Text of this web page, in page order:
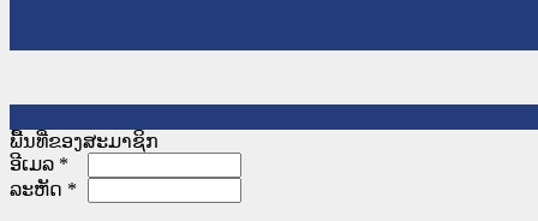
ພື້ນທີ່ຂອງສະມາຊິກ
ອີເມລ *
ລະຫັດ *